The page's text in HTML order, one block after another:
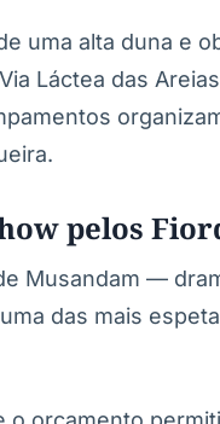
uma alta duna e
Láctea das
pelos
Musandam —
das mais